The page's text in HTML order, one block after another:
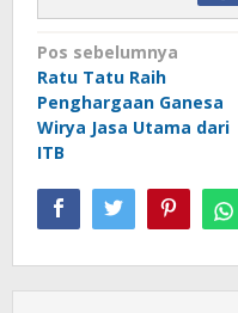
Navigasi
pos
Pos sebelumnya
Ratu Tatu Raih
Penghargaan Ganesa
Wirya Jasa Utama dari
ITB